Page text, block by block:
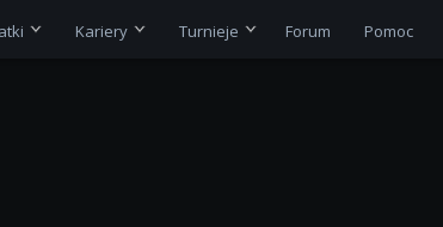
Kariery Turnieje Forum Pomoc